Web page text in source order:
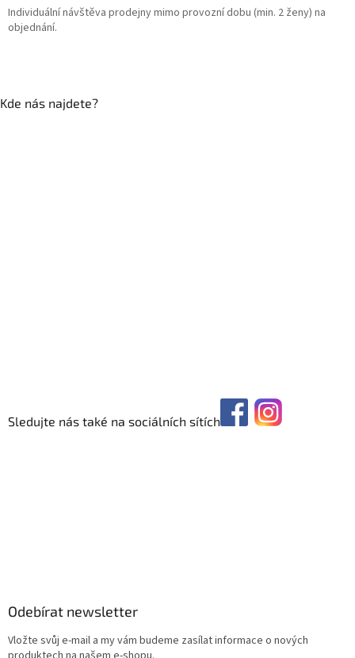
Individuální návštěva prodejny mimo provozní dobu (min. 2 ženy) na
objednání.
Kde nás najdete?
Sledujte nás také na sociálních sítích
Odebírat newsletter
Vložte svůj e-mail a my vám budeme zasílat informace o nových